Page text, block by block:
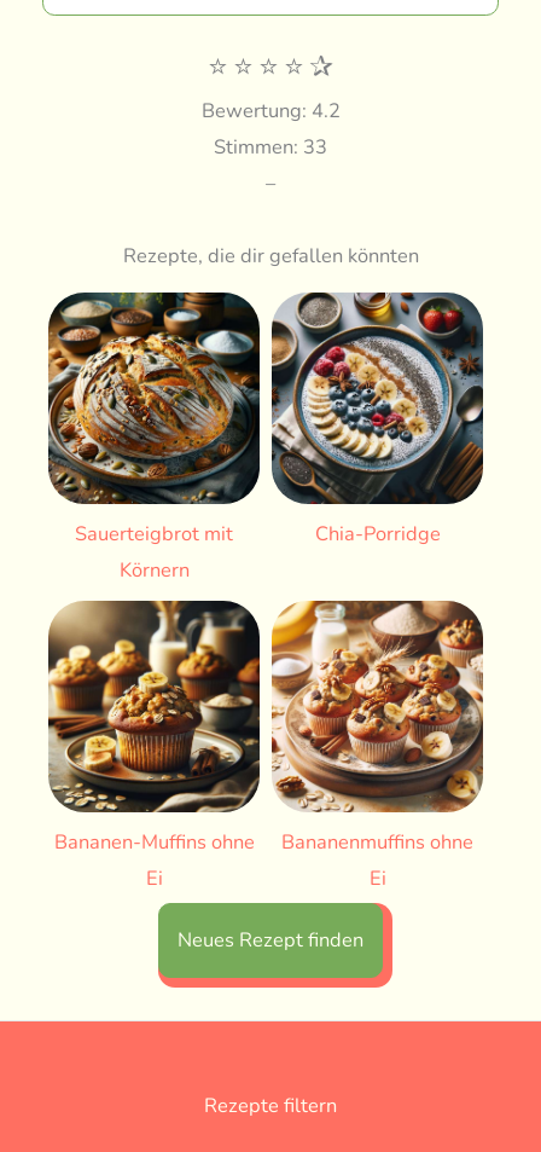
⭐ ⭐ ⭐ ⭐ ✰
Bewertung: 4.2
Stimmen: 33
–
Rezepte, die dir gefallen könnten
Sauerteigbrot mit
Körnern
Chia-Porridge
Bananen-Muffins ohne
Ei
Bananenmuffins ohne
Ei
Neues Rezept finden
Rezepte filtern